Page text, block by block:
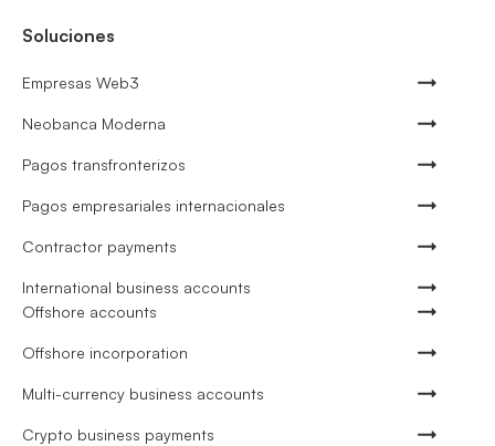
Soluciones
Empresas Web3
Neobanca Moderna
Pagos transfronterizos
Pagos empresariales internacionales
Contractor payments
International business accounts
Offshore accounts
Offshore incorporation
Multi-currency business accounts
Crypto business payments